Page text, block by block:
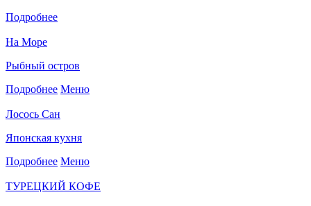
Подробнее
На Море
Рыбный остров
Подробнее Меню
Лосось Сан
Японская кухня
Подробнее Меню
ТУРЕЦКИЙ КОФЕ